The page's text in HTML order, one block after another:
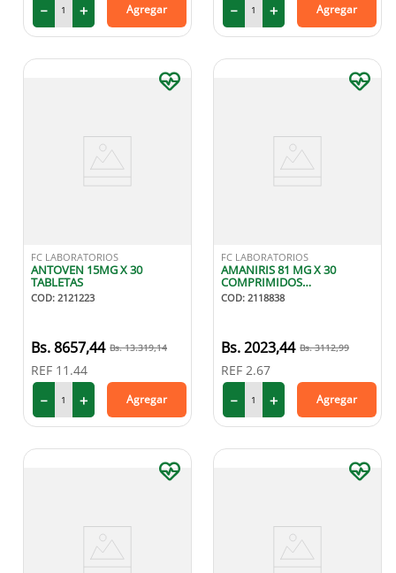
＋
－ Agregar
＋
－ Agregar
FC LABORATORIOS
ANTOVEN 15MG X 30
TABLETAS
COD: 2121223
8657,44 13.319,14
REF 11.44
＋
－ Agregar
FC LABORATORIOS
AMANIRIS 81 MG X 30
COMPRIMIDOS
RECUBIERTAS
COD: 2118838
2023,44 3112,99
REF 2.67
＋
－ Agregar